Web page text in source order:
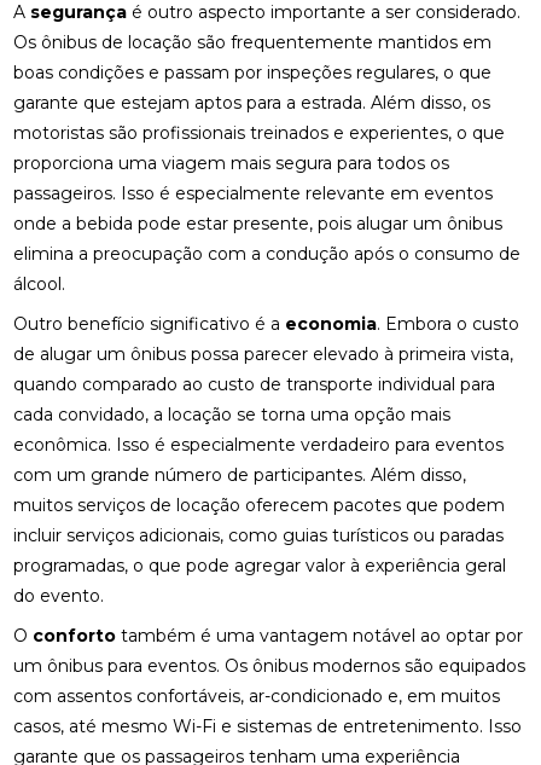
A segurança é outro aspecto importante a ser considerado.
Os ônibus de locação são frequentemente mantidos em
boas condições e passam por inspeções regulares, o que
garante que estejam aptos para a estrada. Além disso, os
motoristas são profissionais treinados e experientes, o que
proporciona uma viagem mais segura para todos os
passageiros. Isso é especialmente relevante em eventos
onde a bebida pode estar presente, pois alugar um ônibus
elimina a preocupação com a condução após o consumo de
álcool.
Outro benefício significativo é a economia. Embora o custo
de alugar um ônibus possa parecer elevado à primeira vista,
quando comparado ao custo de transporte individual para
cada convidado, a locação se torna uma opção mais
econômica. Isso é especialmente verdadeiro para eventos
com um grande número de participantes. Além disso,
muitos serviços de locação oferecem pacotes que podem
incluir serviços adicionais, como guias turísticos ou paradas
programadas, o que pode agregar valor à experiência geral
do evento.
O conforto também é uma vantagem notável ao optar por
um ônibus para eventos. Os ônibus modernos são equipados
com assentos confortáveis, ar-condicionado e, em muitos
casos, até mesmo Wi-Fi e sistemas de entretenimento. Isso
garante que os passageiros tenham uma experiência